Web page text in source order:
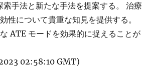
手法と新たな手法を提案する。 治療
性について貴重な知見を提供する。
ATE モードを効果的に捉えることが
02:58:10 GMT)